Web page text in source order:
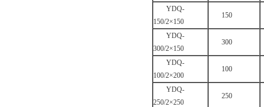
YDQ-
150/2×150
150
YDQ-
300/2×150
300
YDQ-
100/2×200
100
YDQ-
250/2×250
250